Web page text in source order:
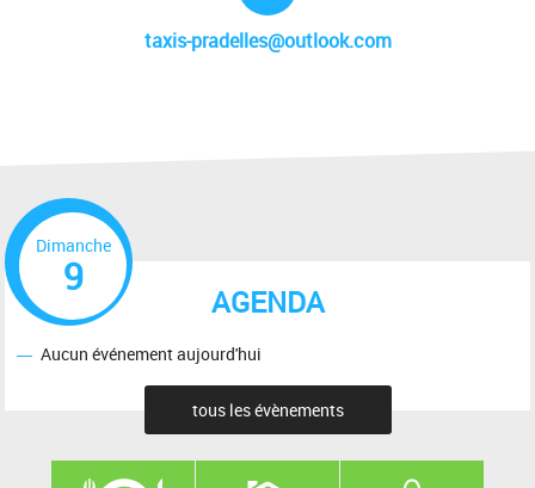
taxis-pradelles@outlook.com
AGENDA
Dimanche
9
Aucun événement aujourd'hui
tous les évènements